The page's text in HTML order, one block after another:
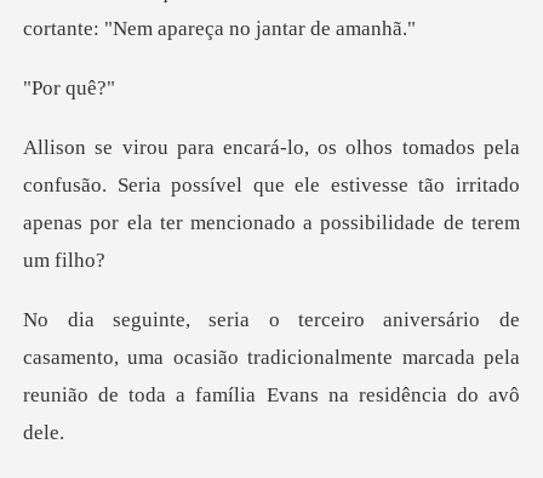
r q
fusão. Seria possível que ele estivesse tão irritado
apena
mento, uma ocasião tradicionalmente marcada pela
reun